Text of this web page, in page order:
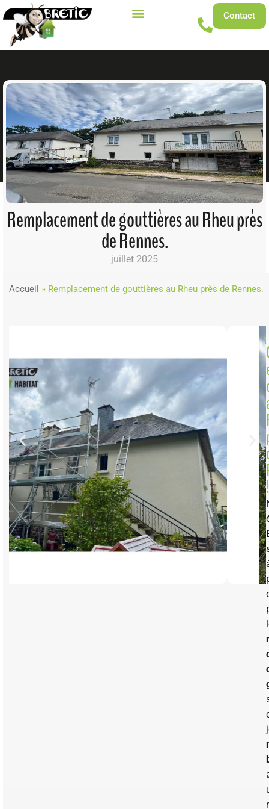
Contact
Remplacement de gouttières au Rheu près
de Rennes.
juillet 2025
Accueil » Remplacement de gouttières au Rheu près de Rennes.
!